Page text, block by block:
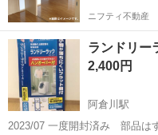
ニフティ不動産
ランドリ
2,400円
阿倉川駅
2023/07 一度開封済み 部品は